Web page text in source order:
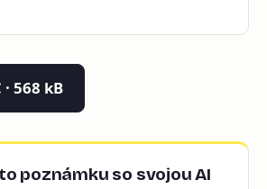
568 kB
poznámku so svojou AI